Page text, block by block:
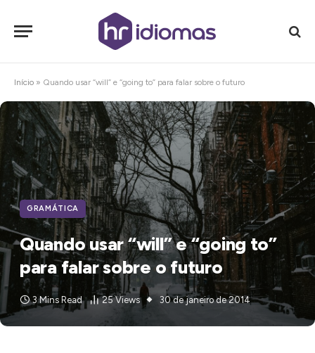
Início » Quando usar “will” e “going to” para falar sobre o futuro
GRAMÁTICA
Quando usar “will” e “going to”
para falar sobre o futuro
3 Mins Read 25Views 30 de janeiro de 2014